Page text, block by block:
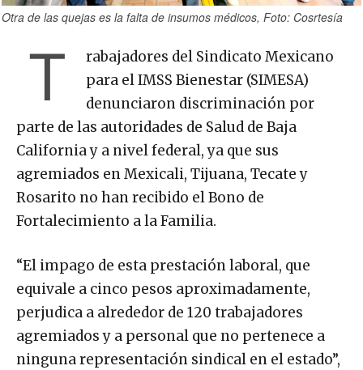
Otra de las quejas es la falta de insumos médicos, Foto: Cosrtesía
T
rabajadores del Sindicato Mexicano
para el IMSS Bienestar (SIMESA)
denunciaron discriminación por
parte de las autoridades de Salud de Baja
California y a nivel federal, ya que sus
agremiados en Mexicali, Tijuana, Tecate y
Rosarito no han recibido el Bono de
Fortalecimiento a la Familia.
“El impago de esta prestación laboral, que
equivale a cinco pesos aproximadamente,
perjudica a alrededor de 120 trabajadores
agremiados y a personal que no pertenece a
ninguna representación sindical en el estado”,